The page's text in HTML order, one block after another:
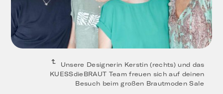
Unsere Designerin Kerstin (rechts) und das
KUESSdieBRAUT Team freuen sich auf deinen
Besuch beim großen Brautmoden Sale